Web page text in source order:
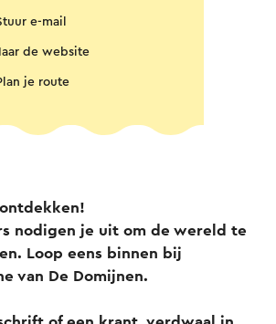
e-mail
de website
je route
nodigen je uit om de wereld te
Loop eens binnen bij
van De Domijnen.